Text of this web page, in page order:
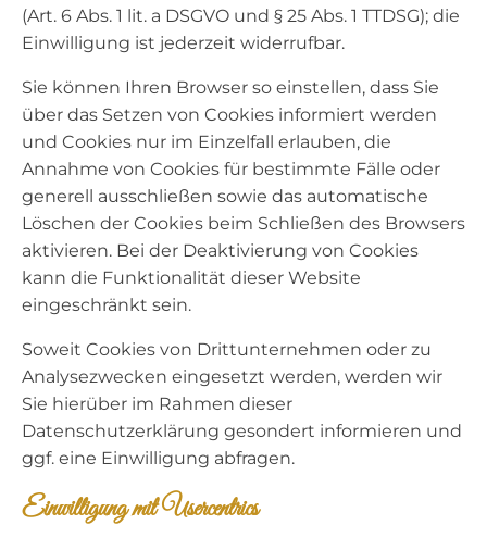
(Art. 6 Abs. 1 lit. a DSGVO und § 25 Abs. 1 TTDSG); die
Einwilligung ist jederzeit widerrufbar.
Sie können Ihren Browser so einstellen, dass Sie
über das Setzen von Cookies informiert werden
und Cookies nur im Einzelfall erlauben, die
Annahme von Cookies für bestimmte Fälle oder
generell ausschließen sowie das automatische
Löschen der Cookies beim Schließen des Browsers
aktivieren. Bei der Deaktivierung von Cookies
kann die Funktionalität dieser Website
eingeschränkt sein.
Soweit Cookies von Drittunternehmen oder zu
Analysezwecken eingesetzt werden, werden wir
Sie hierüber im Rahmen dieser
Datenschutzerklärung gesondert informieren und
ggf. eine Einwilligung abfragen.
Einwilligung mit Usercentrics